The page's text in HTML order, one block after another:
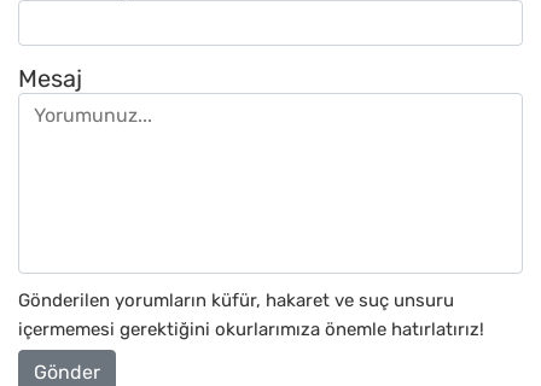
Mesaj
Gönderilen yorumların küfür, hakaret ve suç unsuru
içermemesi gerektiğini okurlarımıza önemle hatırlatırız!
Gönder